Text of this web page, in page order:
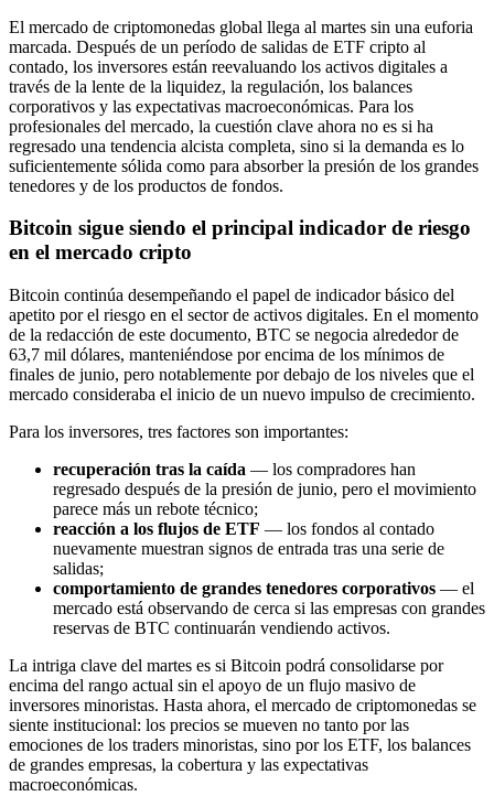
El mercado de criptomonedas global llega al martes sin una euforia
marcada. Después de un período de salidas de ETF cripto al
contado, los inversores están reevaluando los activos digitales a
través de la lente de la liquidez, la regulación, los balances
corporativos y las expectativas macroeconómicas. Para los
profesionales del mercado, la cuestión clave ahora no es si ha
regresado una tendencia alcista completa, sino si la demanda es lo
suficientemente sólida como para absorber la presión de los grandes
tenedores y de los productos de fondos.
Bitcoin sigue siendo el principal indicador de riesgo
en el mercado cripto
Bitcoin continúa desempeñando el papel de indicador básico del
apetito por el riesgo en el sector de activos digitales. En el momento
de la redacción de este documento, BTC se negocia alrededor de
63,7 mil dólares, manteniéndose por encima de los mínimos de
finales de junio, pero notablemente por debajo de los niveles que el
mercado consideraba el inicio de un nuevo impulso de crecimiento.
Para los inversores, tres factores son importantes:
recuperación tras la caída — los compradores han
regresado después de la presión de junio, pero el movimiento
parece más un rebote técnico;
reacción a los flujos de ETF — los fondos al contado
nuevamente muestran signos de entrada tras una serie de
salidas;
comportamiento de grandes tenedores corporativos — el
mercado está observando de cerca si las empresas con grandes
reservas de BTC continuarán vendiendo activos.
La intriga clave del martes es si Bitcoin podrá consolidarse por
encima del rango actual sin el apoyo de un flujo masivo de
inversores minoristas. Hasta ahora, el mercado de criptomonedas se
siente institucional: los precios se mueven no tanto por las
emociones de los traders minoristas, sino por los ETF, los balances
de grandes empresas, la cobertura y las expectativas
macroeconómicas.